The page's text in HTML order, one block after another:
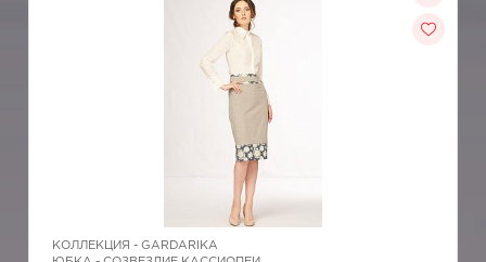
КОЛЛЕКЦИЯ - GARDARIKA